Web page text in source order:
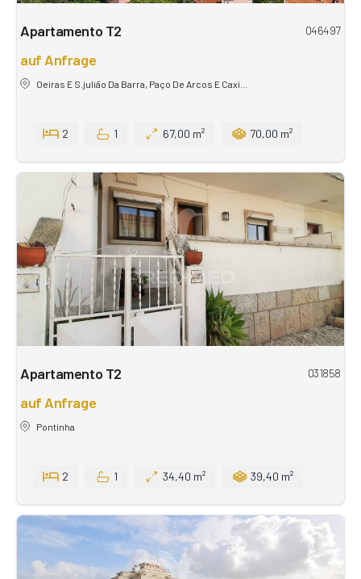
Apartamento T2 046497
auf Anfrage
Oeiras E S.julião Da Barra, Paço De Arcos E Caxi...
2 1 67,00 m² 70,00 m²
Apartamento T2 031858
auf Anfrage
Pontinha
2 1 34,40 m² 39,40 m²